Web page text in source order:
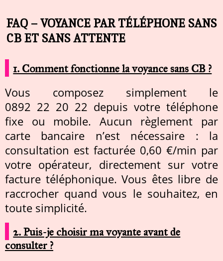
FAQ – VOYANCE PAR TÉLÉPHONE SANS
CB ET SANS ATTENTE
1. Comment fonctionne la voyance sans CB ?
Vous composez simplement le
0892 22 20 22 depuis votre téléphone
fixe ou mobile. Aucun règlement par
carte bancaire n’est nécessaire : la
consultation est facturée 0,60 €/min par
votre opérateur, directement sur votre
facture téléphonique. Vous êtes libre de
raccrocher quand vous le souhaitez, en
toute simplicité.
2. Puis-je choisir ma voyante avant de
consulter ?